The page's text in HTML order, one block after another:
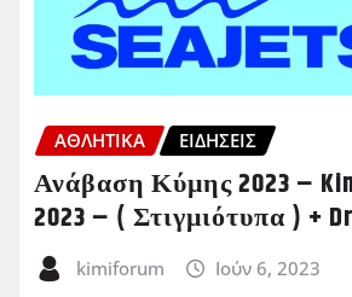
ΑΘΛΗΤΙΚΑ ΕΙΔΗΣΕΙΣ
Ανάβαση Κύμης 2023 –
2023 – ( Στιγμιότυπα ) +
kimiforum Ιούν 6, 2023